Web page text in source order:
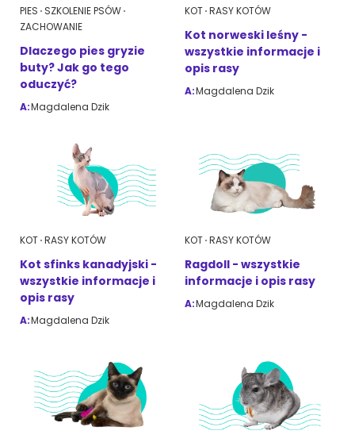
PIES SZKOLENIE PSÓW
ZACHOWANIE
Dlaczego pies gryzie
buty? Jak go tego
oduczyć?
A:Magdalena Dzik
KOT RASY KOTÓW
Kot norweski leśny -
wszystkie informacje i
opis rasy
A:Magdalena Dzik
KOT RASY KOTÓW
Kot sfinks kanadyjski -
wszystkie informacje i
opis rasy
A:Magdalena Dzik
KOT RASY KOTÓW
Ragdoll - wszystkie
informacje i opis rasy
A:Magdalena Dzik